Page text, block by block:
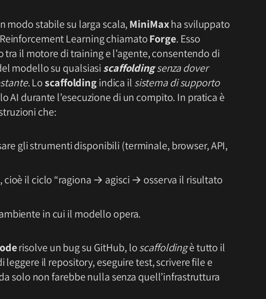
modo stabile su larga scala,MiniMaxha sviluppato
Learning chiamatoForge. Esso
il motore di training e l’agente, consentendo di
modello su qualsiasi scaffoldingsenza dover
. Loscaffoldingindica il sistema di supporto
AI durante l’esecuzione di un compito. In pratica è
che:
gli strumenti disponibili (terminale, browser, API,
cioè il ciclo “ragiona → agisci → osserva il risultato
in cui il modello opera.
risolve un bug su GitHub, loscaffoldingè tutto il
leggere il repository, eseguire test, scrivere file e
solo non farebbe nulla senza quell’infrastruttura